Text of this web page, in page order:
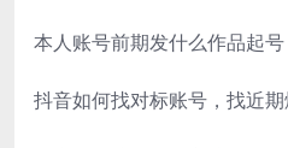
本人账号前期发什么作品起
抖音如何找对标账号，找近